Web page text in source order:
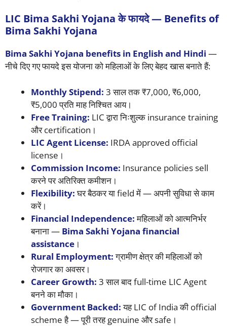
LIC Bima Sakhi Yojana के फायदे — Benefits of
Bima Sakhi Yojana
Bima Sakhi Yojana benefits in English and Hindi —
नीचे दिए गए फायदे इस योजना को महिलाओं के लिए बेहद खास बनाते हैं:
Monthly Stipend: 3 साल तक ₹7,000, ₹6,000,
₹5,000 प्रति माह निश्चित आय।
Free Training: LIC द्वारा निःशुल्क insurance training
और certification।
LIC Agent License: IRDA approved official
license।
Commission Income: Insurance policies sell
करने पर अतिरिक्त कमीशन।
Flexibility:घर बैठकर या field में — अपनी सुविधा से काम
करें।
Financial Independence:महिलाओं को आत्मनिर्भर
बनाना — Bima Sakhi Yojana financial
assistance ।
Rural Employment:ग्रामीण क्षेत्र की महिलाओं को
रोजगार का अवसर।
Career Growth: 3 साल बाद full-time LIC Agent
बनने का मौका।
Government Backed:यह LIC of India की official
scheme है — पूरी तरह genuine और safe।